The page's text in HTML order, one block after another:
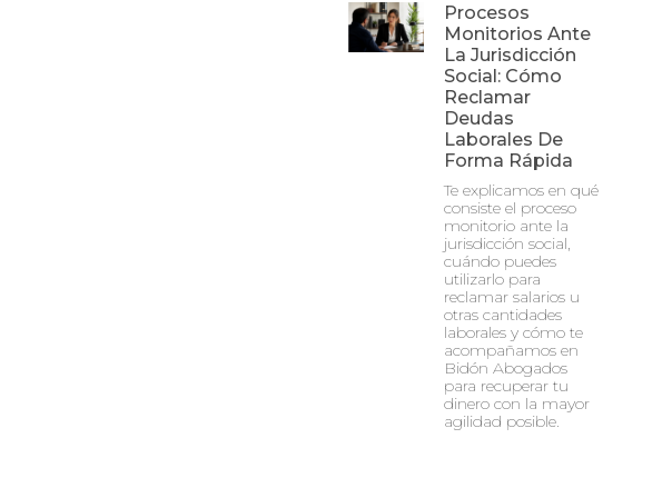
Procesos
Monitorios Ante
La Jurisdicción
Social: Cómo
Reclamar
Deudas
Laborales De
Forma Rápida
Te explicamos en qué
consiste el proceso
monitorio ante la
jurisdicción social,
cuándo puedes
utilizarlo para
reclamar salarios u
otras cantidades
laborales y cómo te
acompañamos en
Bidón Abogados
para recuperar tu
dinero con la mayor
agilidad posible.